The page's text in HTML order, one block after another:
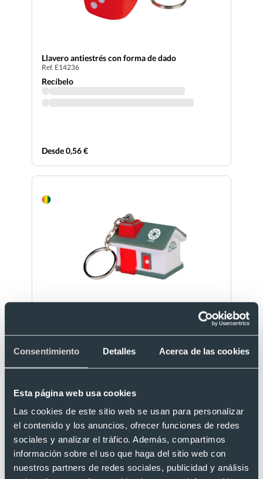
Consentimiento Detalles Acerca de las cookies
Esta página web usa cookies
Las cookies de este sitio web se usan para personalizar
el contenido y los anuncios, ofrecer funciones de redes
sociales y analizar el tráfico. Además, compartimos
información sobre el uso que haga del sitio web con
nuestros partners de redes sociales, publicidad y análisis
Llavero antiestrés con forma de dado
Ref. E14236
Recíbelo
Desde 0,56 €
Recíbelo
Desde 1,09 €